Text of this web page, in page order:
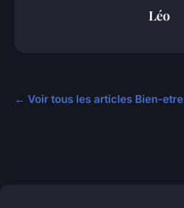
Léo
← Voir tous les articles Bien-etre